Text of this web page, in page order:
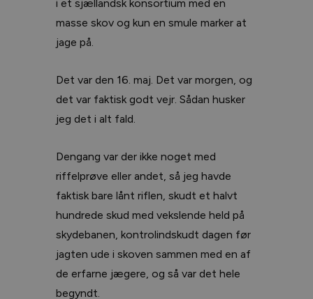
i et sjællandsk konsortium med en
masse skov og kun en smule marker at
jage på.
Det var den 16. maj. Det var morgen, og
det var faktisk godt vejr. Sådan husker
jeg det i alt fald.
Dengang var der ikke noget med
riffelprøve eller andet, så jeg havde
faktisk bare lånt riflen, skudt et halvt
hundrede skud med vekslende held på
skydebanen, kontrolindskudt dagen før
jagten ude i skoven sammen med en af
de erfarne jægere, og så var det hele
begyndt.